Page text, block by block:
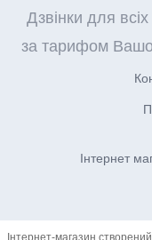
Дзвінки для
за тарифом
Інтернет
Інтернет-магазин